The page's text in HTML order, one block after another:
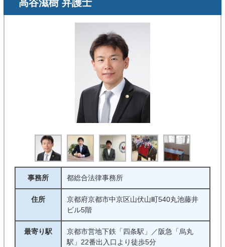
中国
分野
不倫慰謝料
相続・遺産トラブル
企業法務 借金・債務整理
債権回収
詐欺・消費者被害 インターネット
医療・介護問題 行政事件
高谷滋樹 弁護士
事務所 都総合法律事務所
住所
京都府京都市中京区山伏山町540丸池藤井
ビル5階
最寄り駅
京都市営地下鉄「四条駅」／阪急「烏丸
駅」22番出入口より徒歩5分